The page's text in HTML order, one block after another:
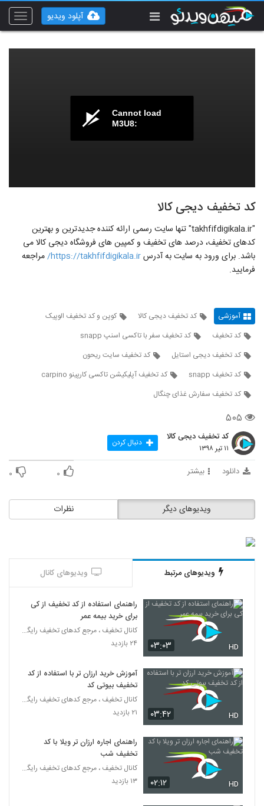
Toggle
آپلود ویدیو
Cannot load
M3U8:
کد تخفیف دیجی کالا
"takhfifdigikala.ir" تنها سایت رسمی ارائه کننده جدیدترین و بهترین
کدهای تخفیف، درصد های تخفیف و کمپین های فروشگاه دیجی کالا می
باشد. برای ورود به سایت به آدرسhttps://takhfifdigikala.ir/ مراجعه
فرمایید.
آموزشی کد تخفیف دیجی کالا
کوپن و کد تخفیف الوپیک
کد تخفیف
کد تخفیف سفر با تاکسی اسنپ snapp
کد تخفیف دیجی استایل
کد تخفیف سایت ریحون
کد تخفیف snapp
کد تخفیف آپلیکیشن تاکسی کارپینو carpino
کد تخفیف سفارش غذای چنگال
۵۰۵
کد تخفیف دیجی کالا
۱۱ تیر ۱۳۹۸ دنبال کردن
دانلود بیشتر ۰ ۰
نظرات ویدیوهای دیگر
ویدیوهای مرتبط ویدیوهای کانال
۰۳:۰۳ HD
راهنمای استفاده از کد تخفیف از کی
برای خرید بیمه عمر
کانال تخفیف ، مرجع کدهای تخفیف رایگان
۲۴ بازدید
۰۳:۴۲ HD
آموزش خرید ارزان تر با استفاده از کد
تخفیف بیوتی کد
کانال تخفیف ، مرجع کدهای تخفیف رایگان
۲۱ بازدید
۰۲:۱۲ HD
راهنمای اجاره ارزان تر ویلا با کد
تخفیف شب
کانال تخفیف ، مرجع کدهای تخفیف رایگان
۱۳ بازدید